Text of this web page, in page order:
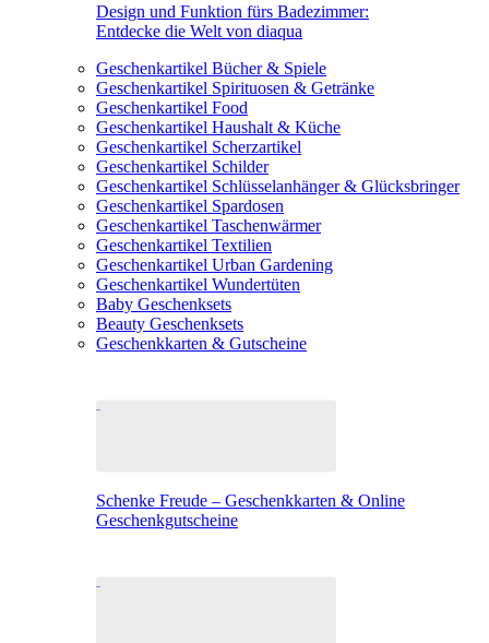
Design und Funktion fürs Badezimmer:
Entdecke die Welt von diaqua
Geschenkartikel Bücher & Spiele
Geschenkartikel Spirituosen & Getränke
Geschenkartikel Food
Geschenkartikel Haushalt & Küche
Geschenkartikel Scherzartikel
Geschenkartikel Schilder
Geschenkartikel Schlüsselanhänger & Glücksbringer
Geschenkartikel Spardosen
Geschenkartikel Taschenwärmer
Geschenkartikel Textilien
Geschenkartikel Urban Gardening
Geschenkartikel Wundertüten
Baby Geschenksets
Beauty Geschenksets
Geschenkkarten & Gutscheine
Schenke Freude – Geschenkkarten & Online
Geschenkgutscheine